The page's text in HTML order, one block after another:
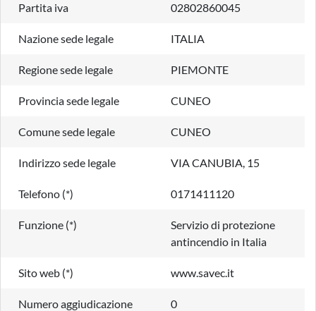
Partita iva 02802860045
Nazione sede legale ITALIA
Regione sede legale PIEMONTE
Provincia sede legale CUNEO
Comune sede legale CUNEO
Indirizzo sede legale VIA CANUBIA, 15
Telefono (*) 0171411120
Funzione (*)
Servizio di protezione
antincendio in Italia
Sito web (*) www.savec.it
Numero aggiudicazione 0